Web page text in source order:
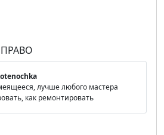
лучше любого мастера
как ремонтировать